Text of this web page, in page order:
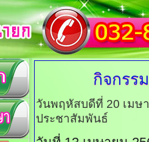
กิจกรร
วันพฤหัสบดีที่ 20 เมษ
ประชาสัมพันธ์